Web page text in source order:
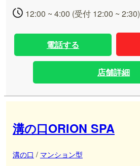
12:00 ~ 4:00 (受付 12:00 ~ 2:30)
電話する
店舗詳細
溝の口ORION SPA
溝の口 / マンション型